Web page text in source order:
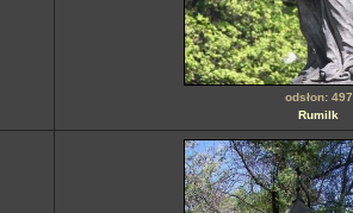
odsłon: 497
Rumilk